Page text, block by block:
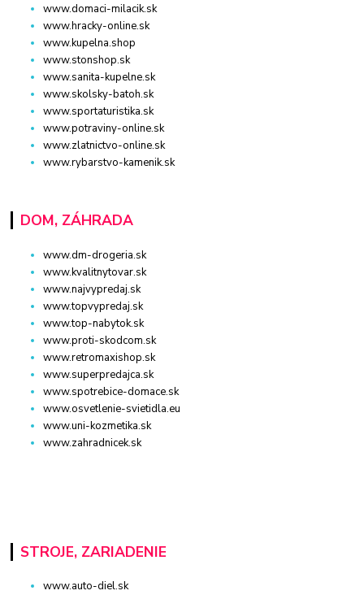
www.domaci-milacik.sk
www.hracky-online.sk
www.kupelna.shop
www.stonshop.sk
www.sanita-kupelne.sk
www.skolsky-batoh.sk
www.sportaturistika.sk
www.potraviny-online.sk
www.zlatnictvo-online.sk
www.rybarstvo-kamenik.sk
DOM, ZÁHRADA
www.dm-drogeria.sk
www.kvalitnytovar.sk
www.najvypredaj.sk
www.topvypredaj.sk
www.top-nabytok.sk
www.proti-skodcom.sk
www.retromaxishop.sk
www.superpredajca.sk
www.spotrebice-domace.sk
www.osvetlenie-svietidla.eu
www.uni-kozmetika.sk
www.zahradnicek.sk
STROJE, ZARIADENIE
www.auto-diel.sk